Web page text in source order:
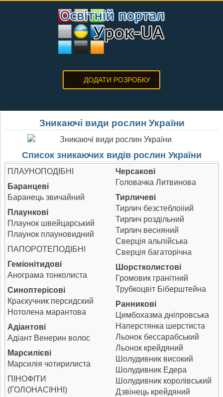
ДОДАТИ РОЗРОБКУ
Зникаючі види рослин України
Список зникаючих видів рослин України
ПЛАУНОПОДІБНІ
Баранцеві
Баранець звичайний
Плаункові
Плаунок швейцарський
Плаунок плауновидний
ПАПОРОТЕПОДІБНІ
Геміонітидові
Анограма тонколиста
Синоптерісові
Краєкучник персидский
Нотолена марантова
Адіантові
Адіант Венерин волос
Марсилієві
Марсилія чотирилиста
ПІНОФІТИ
(ГОЛОНАСІННІ)
Черсакові
Головачка Литвинова
Тирличеві
Тирлич безстеблоііий
Тирлич роздільний
Тирлич весняний
Сверція альпійська
Сверція багаторічна
Шорстколистові
Громовик гранітний
Трубкоцвіт Біберштейна
Ранникові
Цимбохазма дніпровська
Наперстянка шерстиста
Льонок бессарабський
Льонок крейдяний
Шолудивник високий
Шолудивник Едера
Шолудивник королівський
Дзвінець крейдяний